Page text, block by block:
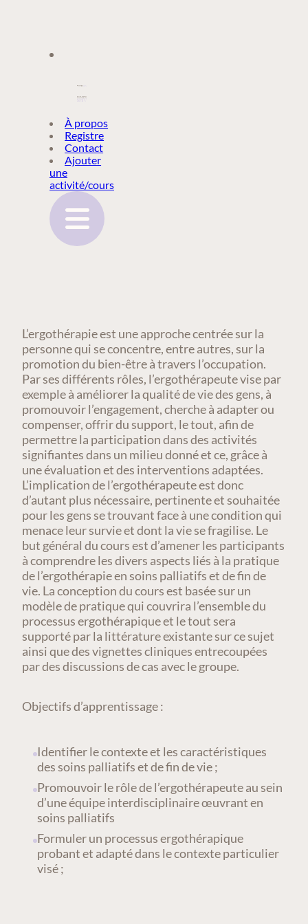
REGISTRE
CONTACT
À propos
Registre
Contact
Ajouter
une
activité/cours
L’ergothérapie est une approche centrée sur la
personne qui se concentre, entre autres, sur la
promotion du bien-être à travers l’occupation.
Par ses différents rôles, l’ergothérapeute vise par
exemple à améliorer la qualité de vie des gens, à
promouvoir l’engagement, cherche à adapter ou
compenser, offrir du support, le tout, afin de
permettre la participation dans des activités
signifiantes dans un milieu donné et ce, grâce à
une évaluation et des interventions adaptées.
L’implication de l’ergothérapeute est donc
d’autant plus nécessaire, pertinente et souhaitée
pour les gens se trouvant face à une condition qui
menace leur survie et dont la vie se fragilise. Le
but général du cours est d’amener les participants
à comprendre les divers aspects liés à la pratique
de l’ergothérapie en soins palliatifs et de fin de
vie. La conception du cours est basée sur un
modèle de pratique qui couvrira l’ensemble du
processus ergothérapique et le tout sera
supporté par la littérature existante sur ce sujet
ainsi que des vignettes cliniques entrecoupées
par des discussions de cas avec le groupe.
Objectifs d’apprentissage :
Identifier le contexte et les caractéristiques
des soins palliatifs et de fin de vie ;
Promouvoir le rôle de l’ergothérapeute au sein
d’une équipe interdisciplinaire œuvrant en
soins palliatifs
Formuler un processus ergothérapique
probant et adapté dans le contexte particulier
visé ;